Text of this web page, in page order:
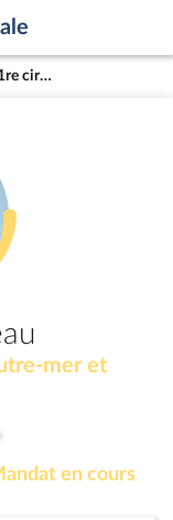
M. Joël Bruneau - Calvados (1re circonscription)
mer et
en cours